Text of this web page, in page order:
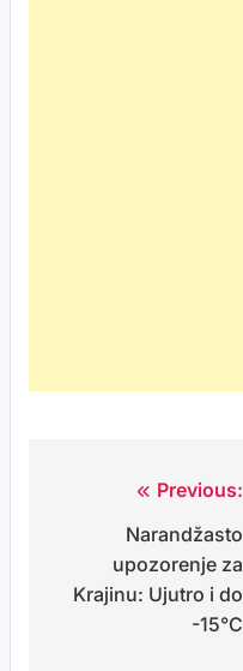
navigation
Previous:
Narandžasto
upozorenje za
Krajinu: Ujutro i do
-15°C